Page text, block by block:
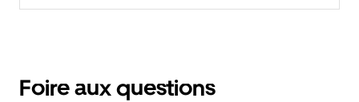
Foire aux questions